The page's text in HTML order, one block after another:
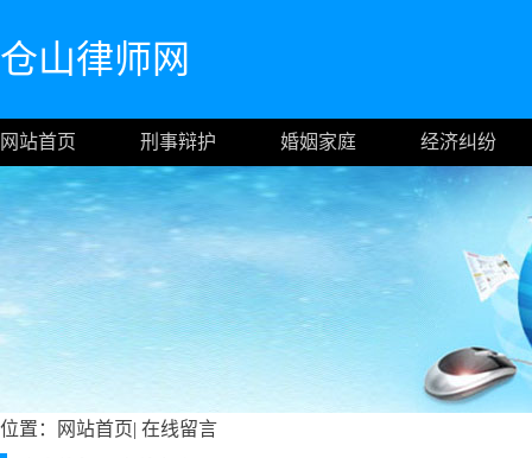
仓山律师网
网站首页 刑事辩护 婚姻家庭 经济纠纷
位置： 网站首页| 在线留言